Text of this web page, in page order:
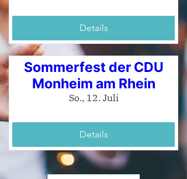
Details
Sommerfest der CDU
Monheim am Rhein
So., 12. Juli
Details